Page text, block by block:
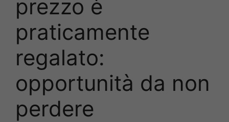
prezzo è
praticamente
regalato:
opportunità da non
perdere